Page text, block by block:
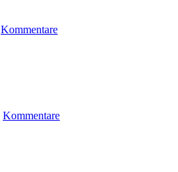
Kommentare
Kommentare